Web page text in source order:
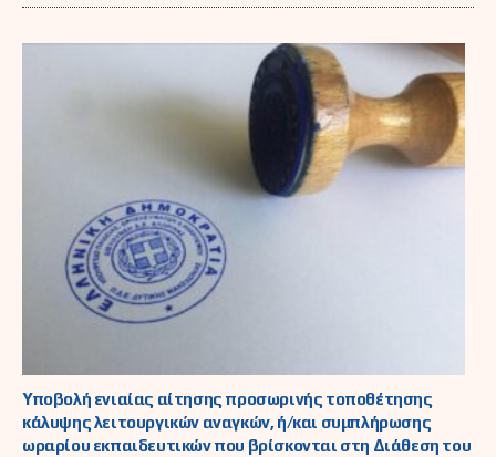
Υποβολή ενιαίας αίτησης προσωρινής τοποθέτησης
κάλυψης λειτουργικών αναγκών, ή/και συμπλήρωσης
ωραρίου εκπαιδευτικών που βρίσκονται στη Διάθεση του